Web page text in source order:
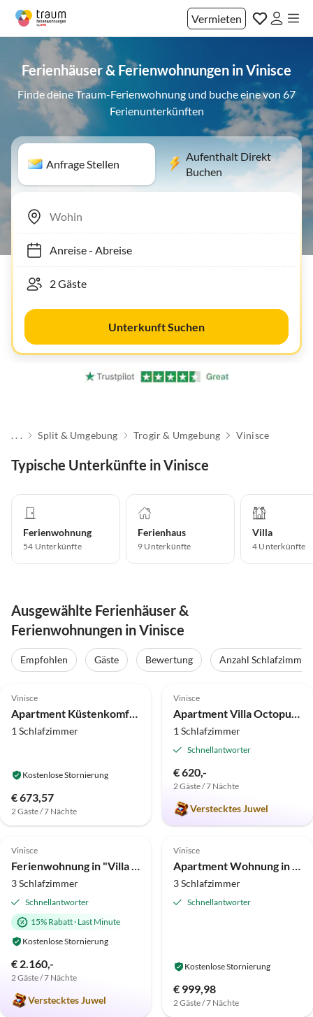
Vermieten
Ferienhäuser & Ferienwohnungen in Vinisce
Finde deine Traum-Ferienwohnung und buche eine von 67
Ferienunterkünften
Anfrage Stellen
Aufenthalt Direkt
Buchen
Anreise- Abreise
Unterkunft Suchen
. . . Split & Umgebung Trogir & Umgebung Vinisce
Typische Unterkünfte in Vinisce
Ferienwohnung
54 Unterkünfte
Ferienhaus
9 Unterkünfte
Villa
4 Unterkünfte
Ausgewählte Ferienhäuser &
Ferienwohnungen in Vinisce
Empfohlen Gäste Bewertung
Anzahl Schlafzimmer
Vinisce
Apartment Küstenkomfort in Vinišće
1 Schlafzimmer
Kostenlose Stornierung
€ 673,57
2 Gäste / 7 Nächte
Vinisce
Apartment Villa Octopus 3
1 Schlafzimmer
Schnellantworter
€ 620,-
2 Gäste / 7 Nächte
Verstecktes Juwel
Super-Gastgeber
Top-Inserat
5.0 (5)
Vinisce
Ferienwohnung in "Villa by the Sea"
3 Schlafzimmer
Schnellantworter
15% Rabatt· Last Minute
Kostenlose Stornierung
€ 2.160,-
2 Gäste / 7 Nächte
Verstecktes Juwel
4.0 (2)
Vinisce
Apartment Wohnung in Vinisce nur 100m vom Meer
3 Schlafzimmer
Schnellantworter
Kostenlose Stornierung
€ 999,98
2 Gäste / 7 Nächte